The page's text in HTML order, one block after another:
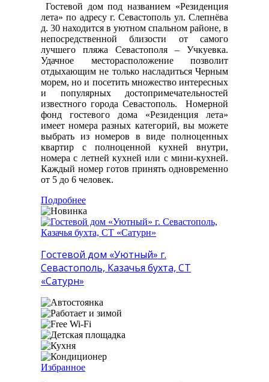
Гостевой дом под названием «Резиденция
лета» по адресу г. Севастополь ул. Слепнёва
д. 30 находится в уютном спальном районе, в
непосредственной близости от самого
лучшего пляжа Севастополя – Учкуевка.
Удачное месторасположение позволит
отдыхающим не только насладиться Черным
морем, но и посетить множество интересных
и популярных достопримечательностей
известного города Севастополь. Номерной
фонд гостевого дома «Резиденция лета»
имеет номера разных категорий, вы можете
выбрать из номеров в виде полноценных
квартир с полноценной кухней внутри,
номера с летней кухней или с мини-кухней.
Каждый номер готов принять одновременно
от 5 до 6 человек.
Подробнее
Гостевой дом «Уютный» г.
Севастополь, Казачья бухта, СТ
«Сатурн»
Избранное